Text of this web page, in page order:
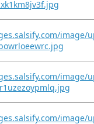
image/
image/
image/